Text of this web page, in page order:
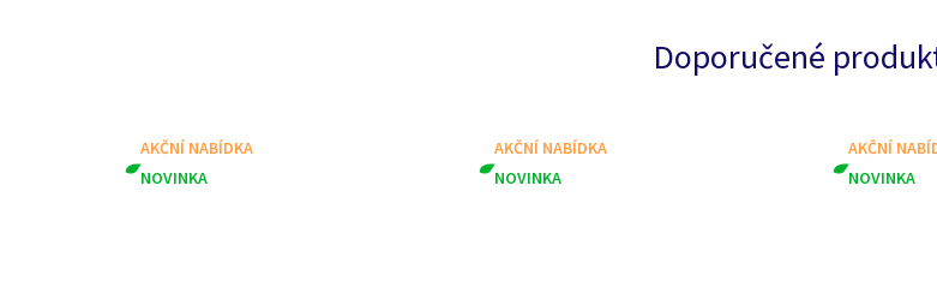
Doporučené
AKČNÍ NABÍDKA
NOVINKA
AKČNÍ NABÍDKA
NOVINKA
AKČNÍ
NOVINKA